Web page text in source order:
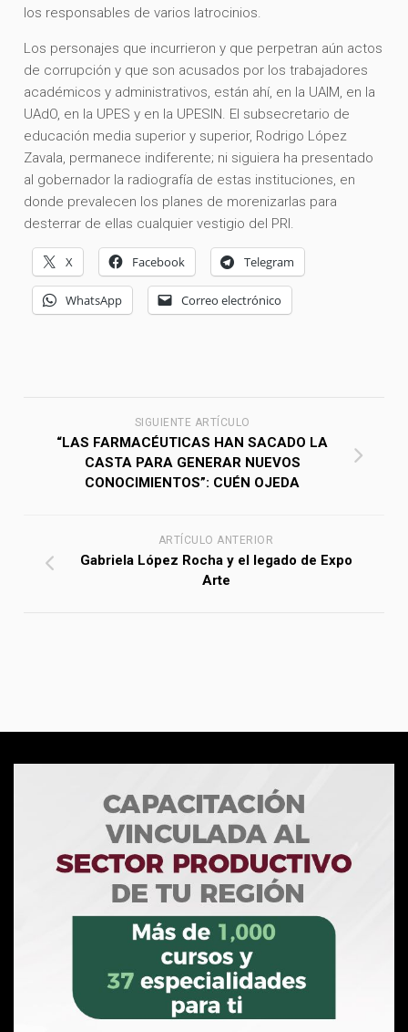
los responsables de varios latrocinios.
Los personajes que incurrieron y que perpetran aún actos
de corrupción y que son acusados por los trabajadores
académicos y administrativos, están ahí, en la UAIM, en la
UAdO, en la UPES y en la UPESIN. El subsecretario de
educación media superior y superior, Rodrigo López
Zavala, permanece indiferente; ni siguiera ha presentado
al gobernador la radiografía de estas instituciones, en
donde prevalecen los planes de morenizarlas para
desterrar de ellas cualquier vestigio del PRI.
X Facebook Telegram
WhatsApp Correo electrónico
SIGUIENTE ARTÍCULO
“LAS FARMACÉUTICAS HAN SACADO LA
CASTA PARA GENERAR NUEVOS
CONOCIMIENTOS”: CUÉN OJEDA
ARTÍCULO ANTERIOR
Gabriela López Rocha y el legado de Expo
Arte